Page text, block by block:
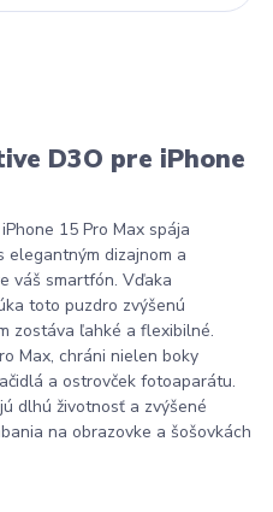
D3O pre iPhone
iPhone 15 Pro Max spája
elegantným dizajnom a
váš smartfón. Vďaka
toto puzdro zvýšenú
zostáva ľahké a flexibilné.
Max, chráni nielen boky
a ostrovček fotoaparátu.
dlhú životnosť a zvýšené
na obrazovke a šošovkách